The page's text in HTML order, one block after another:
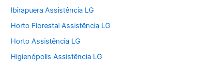
Ibirapuera Assistência LG
Horto Florestal Assistência LG
Horto Assistência LG
Higienópolis Assistência LG